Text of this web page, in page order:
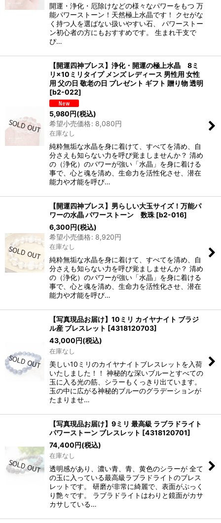
開運・浄化・厄除けなどの様々なパワーをもつ 万
能パワーストーン！天然極上水晶です！ クセがな
く持つ人を選ばない扱いやすい石、 パワーストー
ン初心者の方にもおすすめです。 生まれ干支で
ぴ…
【開運四神ブレス】浄化・開運の極上水晶 8ミ
リ×10ミリタイプ メンズ レディース 男性用 女性
用 父の日 敬老の日 プレゼント ギフト 贈り物 透明
[b2-022]
5,980円(税込)
希望小売価格: 8,080円
在庫なし
純粋無垢な水晶を身に着けて、すべてを清め、自
分さえも知らない力を呼び覚ましませんか？ 清め
の（浄化）のパワーが強い「水晶」を身に着ける
事で、心と魂を清め、生命力を活性化させ、潜在
能力や才能を呼び…
【開運四神ブレス】男らしい大玉サイズ！万能パ
ワーの水晶 パワーストーン 数珠 [b2-016]
6,300円(税込)
希望小売価格: 8,920円
在庫なし
純粋無垢な水晶を身に着けて、すべてを清め、自
分さえも知らない力を呼び覚ましませんか？ 清め
の（浄化）のパワーが強い「水晶」を身に着ける
事で、心と魂を清め、生命力を活性化させ、潜在
能力や才能を呼び…
【写真現品お届け】10ミリ カイヤナイト ブラジ
ル産 ブレスレット [4318120703]
43,000円(税込)
在庫なし
美しい10ミリのカイヤナイトブレスレットを入荷
いたしました！！ 神秘的な深いブルーとすべての
玉に入る光の筋、シラーもくっきり出ています。
玉の中に広がる神秘的ブルーのグラデーションが
たまりませ…
【写真現品お届け】9ミリ 最高級 ラブラドライト
パワーストーン ブレスレット [4318120701]
74,400円(税込)
在庫なし
透明感があり、濃い青、青、黄色のシラーが 全て
の玉に入っている最高級ラブラドライトのブレス
レットです。 研磨が非常に綺麗で、表面がぷっく
り艶々です。 ラブラドライトはわりと鏡面がカサ
カサしている…